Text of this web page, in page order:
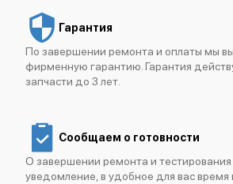
Гарантия
По завершении ремонта и оплаты мы
фирменную гарантию. Гарантия
запчасти до 3 лет.
Сообщаем о готовности
О завершении ремонта и
уведомление, в удобное для вас время